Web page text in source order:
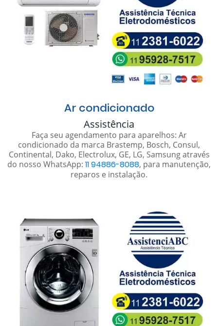
Ar condicionado
Assistência
Faça seu agendamento para aparelhos: Ar
condicionado da marca Brastemp, Bosch, Consul,
Continental, Dako, Electrolux, GE, LG, Samsung através
do nosso WhatsApp: 11 94886-8088, para manutenção,
reparos e instalação.